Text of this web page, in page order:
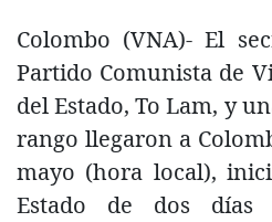
Colombo (VNA)- El
Partido Comunista de
del Estado, To Lam, y
rango llegaron a
mayo (hora local),
Estado de dos